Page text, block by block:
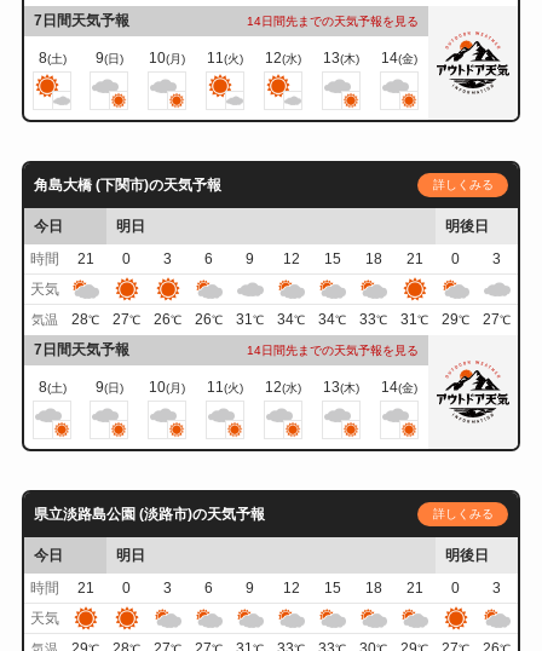
7日間天気予報 14日間先までの天気予報を見る
8(土) 9(日) 10(月) 11(火) 12(水) 13(木) 14(金)
角島大橋 (下関市)の天気予報 詳しくみる
今日 明日
明後日
時間
21 0 3 6 9 12 15 18 21 0
3
天気
気温 28℃ 27℃ 26℃ 26℃ 31℃ 34℃ 34℃ 33℃ 31℃ 29℃ 27℃
7日間天気予報 14日間先までの天気予報を見る
8(土) 9(日) 10(月) 11(火) 12(水) 13(木) 14(金)
県立淡路島公園 (淡路市)の天気予報 詳しくみる
今日 明日
明後日
時間
21 0 3 6 9 12 15 18 21 0
3
天気